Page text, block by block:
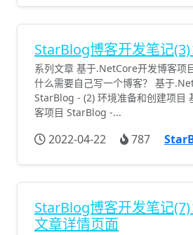
StarBlog博客开发笔记
系列文章 基于.NetCore开发博客项
什么需要自己写一个博客？ 基于
StarBlog - (2) 环境准备和创建项目
客项目 StarBlog -...
2022-04-22 787
StarBlog博客开发笔记
文章详情页面